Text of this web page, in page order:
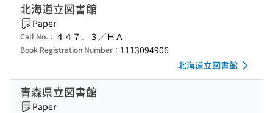
北海道立図書館
Paper
Call No.： ４４７．３／ＨＡ
Book Registration Number： 1113094906
北海道立図書館
青森県立図書館
Paper